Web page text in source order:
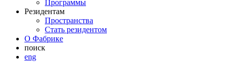
Программы
Резидентам
Пространства
Стать резидентом
О Фабрике
поиск
eng